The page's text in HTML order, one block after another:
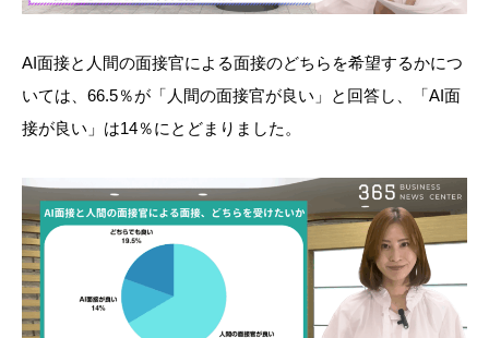
AI面接と人間の面接官による面接のどちらを希望するかにつ
いては、66.5％が「人間の面接官が良い」と回答し、「AI面
接が良い」は14％にとどまりました。